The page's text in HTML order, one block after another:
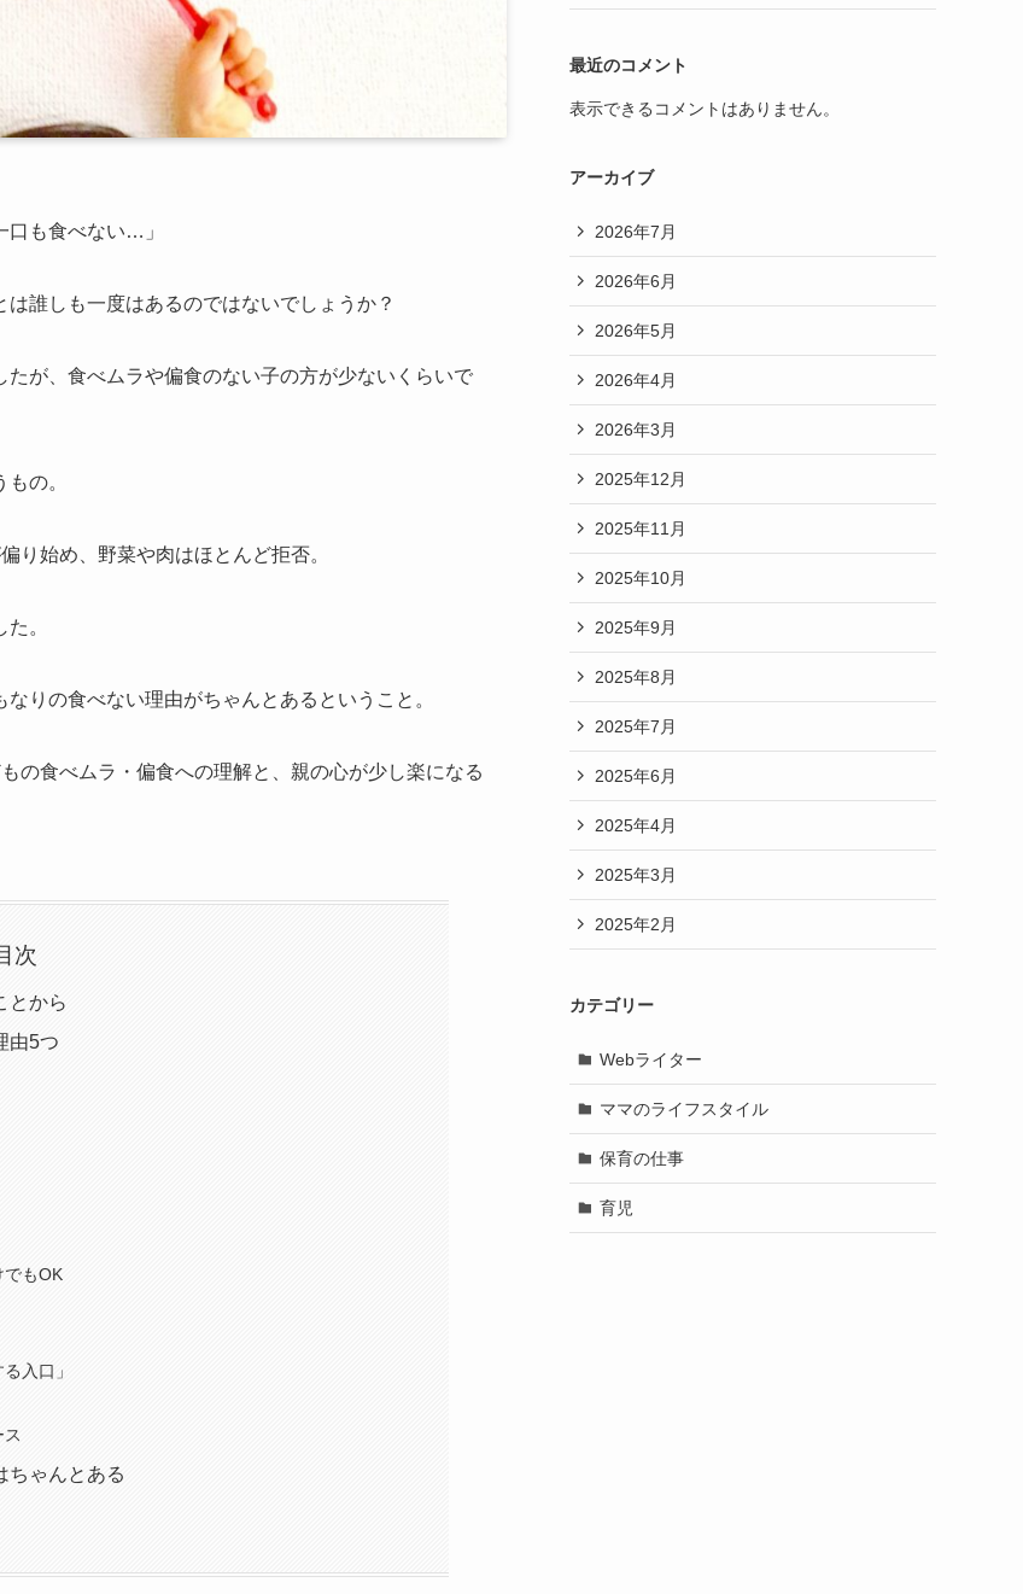
口も食べない…」
誰しも一度はあるのではないでしょうか？
が、食べムラや偏食のない子の方が少ないくらいで
の。
り始め、野菜や肉はほとんど拒否。
。
りの食べない理由がちゃんとあるということ。
の食べムラ・偏食への理解と、親の心が少し楽になる
次
とから
由5つ
でもOK
入口」
ちゃんとある
最近のコメント
表示できるコメントはありません。
アーカイブ
2026年7月
2026年6月
2026年5月
2026年4月
2026年3月
2025年12月
2025年11月
2025年10月
2025年9月
2025年8月
2025年7月
2025年6月
2025年4月
2025年3月
2025年2月
カテゴリー
Webライター
ママのライフスタイル
保育の仕事
育児